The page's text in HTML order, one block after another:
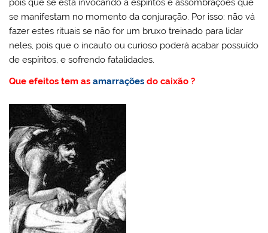
pois que se está invocando a espíritos e assombrações que
se manifestam no momento da conjuração. Por isso: não vá
fazer estes rituais se não for um bruxo treinado para lidar
neles, pois que o incauto ou curioso poderá acabar possuído
de espíritos, e sofrendo fatalidades.
Que efeitos tem asamarrações do caixão ?